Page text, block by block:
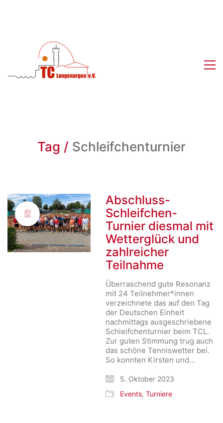
Tag / Schleifchenturnier
Abschluss-
Schleifchen-
Turnier diesmal mit
Wetterglück und
zahlreicher
Teilnahme
Überraschend gute Resonanz
mit 24 Teilnehmer*innen
verzeichnete das auf den Tag
der Deutschen Einheit
nachmittags ausgeschriebene
Schleifchenturnier beim TCL.
Zur guten Stimmung trug auch
das schöne Tenniswetter bei.
So konnten Kirsten und…
5. Oktober 2023
Events,Turniere